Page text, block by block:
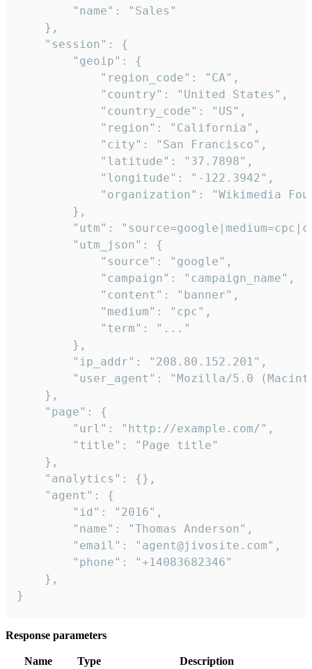
        "name": "Sales"
    },
    "session": {
        "geoip": {
            "region_code": "CA",
            "country": "United States",
            "country_code": "US",
            "region": "California",
            "city": "San Francisco",
            "latitude": "37.7898",
            "longitude": "-122.3942",
"organization": "Wikimedia
        },
"utm":
        "utm_json": {
            "source": "google",
            "campaign": "campaign_name",
            "content": "banner",
            "medium": "cpc",
            "term": "..."
        },
        "ip_addr": "208.80.152.201",
"user_agent": "Mozilla/5.0
    },
    "page": {
        "url": "http://example.com/",
        "title": "Page title"
    },
    "analytics": {},
    "agent": {
        "id": "2016",
        "name": "Thomas Anderson",
        "email": "agent@jivosite.com",
        "phone": "+14083682346"
    },
}
Response parameters
Name Type Description